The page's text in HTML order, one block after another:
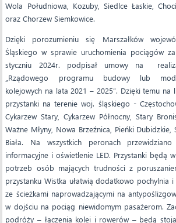
Wola Południowa, Kozuby, Siedlce Łaskie,
oraz Chorzew Siemkowice.
Dzięki porozumieniu się Marszałków
Śląskiego w sprawie uruchomienia pociągów
styczniu 2024r. podpisał umowy na
„Rządowego programu budowy lub
kolejowych na lata 2021 – 2025”. Dzięki temu na
przystanki na terenie woj. śląskiego -
Cykarzew Stary, Cykarzew Północny, Stary
Ważne Młyny, Nowa Brzeźnica, Pieńki Dubidzkie,
Biała. Na wszystkich peronach
informacyjne i oświetlenie LED. Przystanki będą
potrzeb osób mających trudności z
przystanku Wistka ułatwią dodatkowo pochylnia i
ze ścieżkami naprowadzającymi na
w dojściu na pociąg niewidomym pasażerom.
podróży – łączenia kolei i rowerów – będą